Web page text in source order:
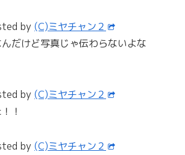
by (C)ミヤチャン２
だけど写真じゃ伝わらないよな
by (C)ミヤチャン２
！
by (C)ミヤチャン２